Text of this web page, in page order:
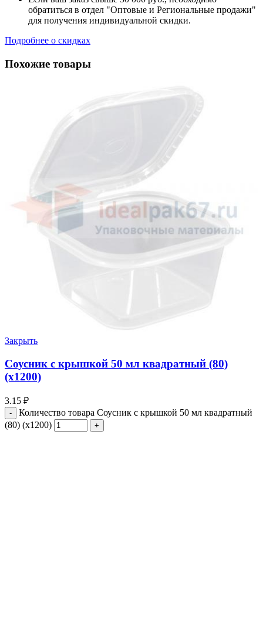
обратиться в отдел "Оптовые и Региональные продажи"
для получения индивидуальной скидки.
Подробнее о скидках
Похожие товары
Закрыть
Соусник с крышкой 50 мл квадратный (80)
(х1200)
3.15 ₽
Количество товара Соусник с крышкой 50 мл квадратный
(80) (х1200)